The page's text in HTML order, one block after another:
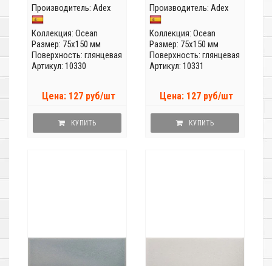
Производитель: Adex
Коллекция: Ocean
Размер: 75x150 мм
Поверхность: глянцевая
Артикул: 10330
Цена: 127 руб/шт
КУПИТЬ
Производитель: Adex
Коллекция: Ocean
Размер: 75x150 мм
Поверхность: глянцевая
Артикул: 10331
Цена: 127 руб/шт
КУПИТЬ